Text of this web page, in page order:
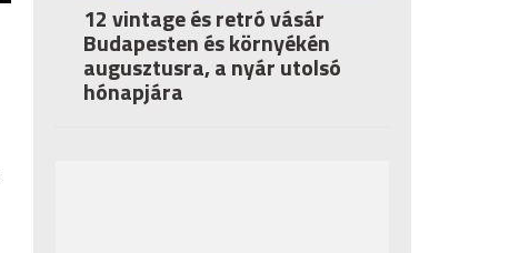
12 vintage és retró vásár
Budapesten és környékén
augusztusra, a nyár utolsó
hónapjára